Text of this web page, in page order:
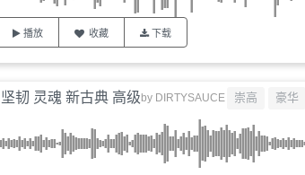
播放 收藏 下载
坚韧 灵魂 新古典 高级by DIRTYSAUCE 崇高 豪华